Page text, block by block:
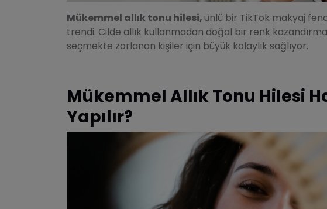
Mükemmel allık tonu hilesi, ünlü bir TikTok makyaj
trendi. Cilde allık kullanmadan doğal bir renk
seçmekte zorlanan kişiler için büyük kolaylık sağlıyor.
Mükemmel Allık Tonu Hilesi
Yapılır?